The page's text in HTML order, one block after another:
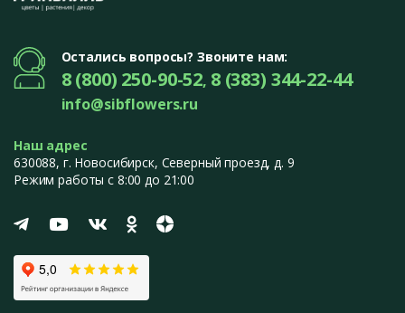
Остались вопросы? Звоните нам:
8 (800) 250-90-52, 8 (383) 344-22-44
info@sibflowers.ru
Наш адрес
630088, г. Новосибирск, Северный проезд, д. 9
Режим работы с 8:00 до 21:00